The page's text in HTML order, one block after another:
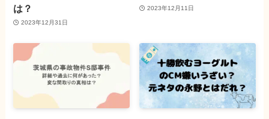
は？
2023年12月31日
2023年12月11日